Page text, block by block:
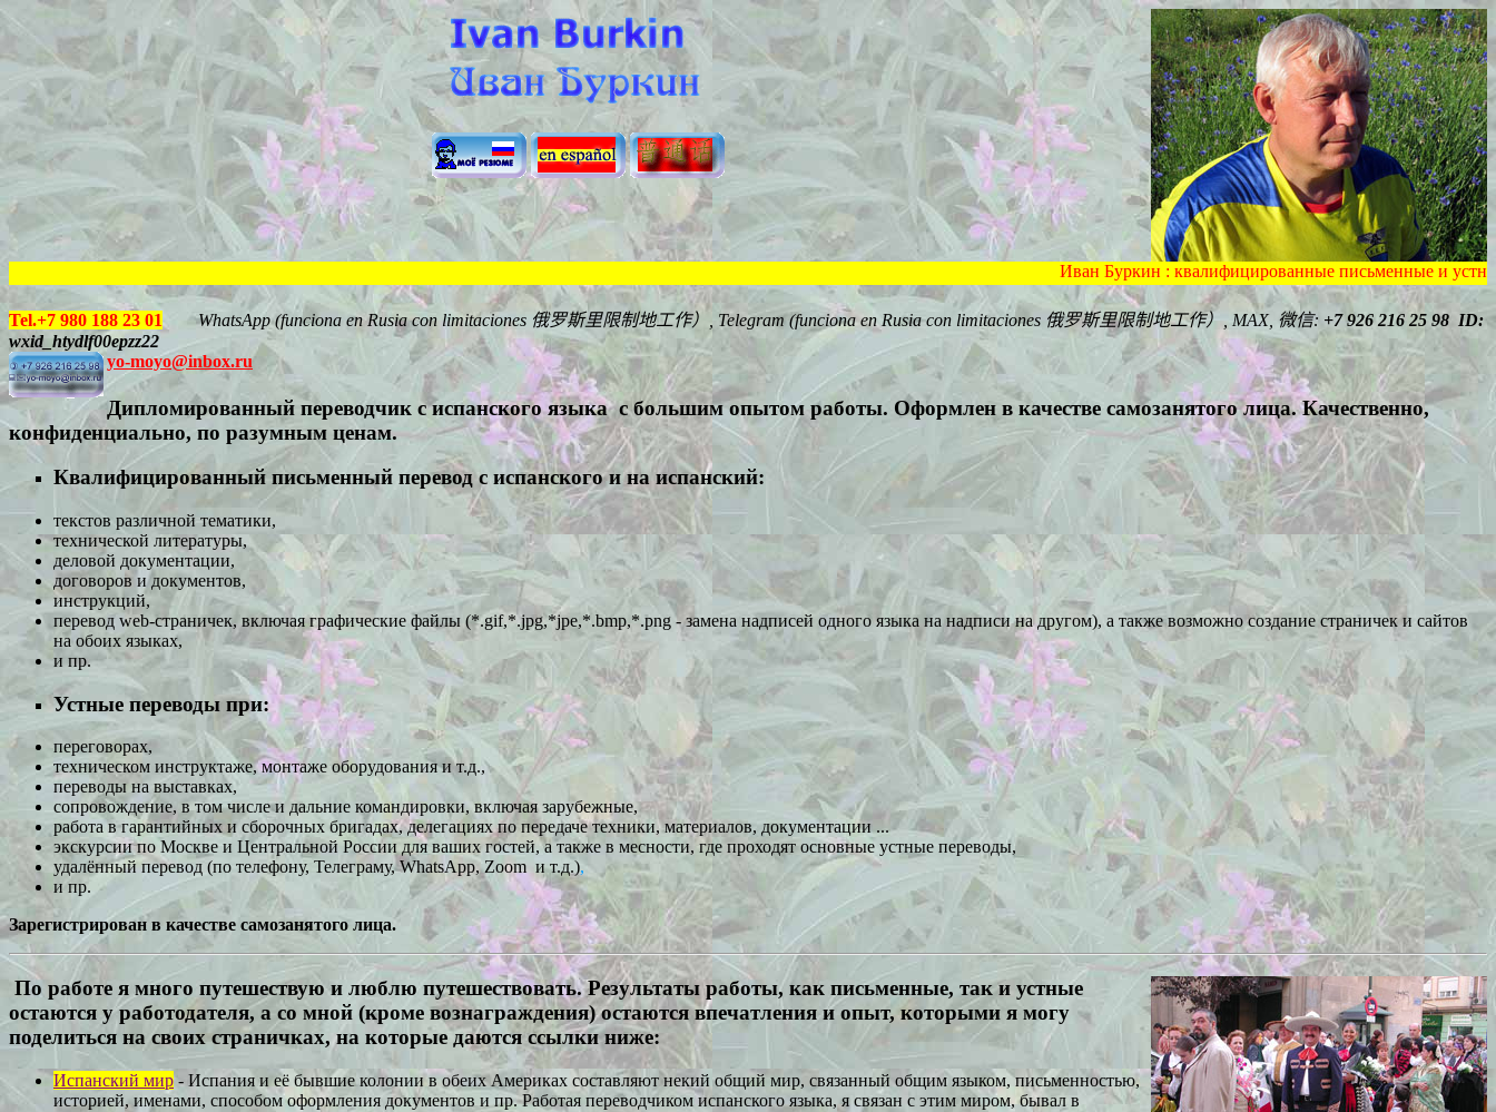
Иван Буркин : квалифицированные письменные и устные переводы с/на
Tel.+7 980 188 23 01 WhatsApp (funciona en Rusia con limitaciones 俄罗斯里限制地工作） Telegram (funciona en Rusia con limitaciones 俄罗斯里限制地工作） MAX, 微信: +7 926 216 25 98 ID:
wxid_htydlf00epzz22
yo-moyo@inbox.ru
Дипломированный переводчик с испанского языка с большим опытом работы. Оформлен в качестве самозанятого лица.Качественно,
конфиденциально, по разумным ценам.
Квалифицированный письменный перевод с испанского и на испанский:
текстов различной тематики,
технической литературы,
деловой документации,
договоров и документов,
инструкций,
перевод web-страничек, включая графические файлы (*.gif,*.jpg,*jpe,*.bmp,*.png - замена надписей одного языка на надписи на другом), а также возможно создание страничек и сайтов
на обоих языках,
и пр.
Устные переводы при:
переговорах,
техническом инструктаже, монтаже оборудования и т.д.,
переводы на выставках,
сопровождение, в том числе и дальние командировки, включая зарубежные,
работа в гарантийных и сборочных бригадах, делегациях по передаче техники, материалов, документации ...
экскурсии по Москве и Центральной России для ваших гостей, а также в месности, где проходят основные устные переводы,
удалённый перевод (по телефону, Телеграму,WhatsApp, Zoom и т.д.),
и пр.
Зарегистрирован в качестве самозанятого лица.
По работе я много путешествую и люблю путешествовать. Результаты работы, как письменные, так и устные
остаются у работодателя, а со мной (кроме вознаграждения) остаются впечатления и опыт, которыми я могу
поделиться на своих страничках, на которые даются ссылки ниже:
Испанcкий мир- Испания и её бывшие колонии в обеих Америках составляют некий общий мир, связанный общим языком, письменностью,
историей, именами, способом оформления документов и пр. Работая переводчиком испанского языка, я связан с этим миром, бывал в